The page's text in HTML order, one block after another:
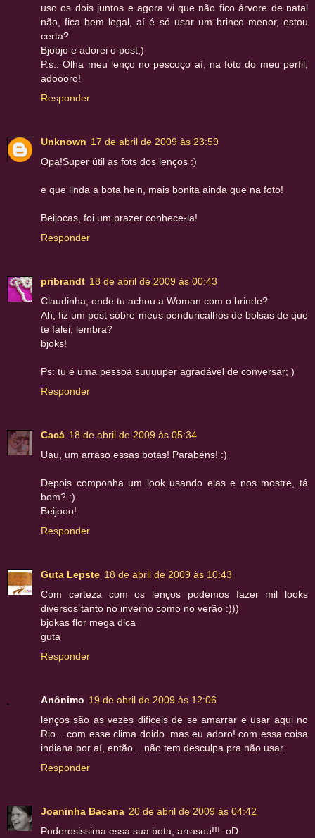
uso os dois juntos e agora vi que não fico árvore de natal
não, fica bem legal, aí é só usar um brinco menor, estou
certa?
Bjobjo e adorei o post;)
P.s.: Olha meu lenço no pescoço aí, na foto do meu perfil,
adoooro!
Responder
Unknown 17 de abril de 2009 às 23:59
Opa!Super útil as fots dos lenços :)
e que linda a bota hein, mais bonita ainda que na foto!
Beijocas, foi um prazer conhece-la!
Responder
pribrandt 18 de abril de 2009 às 00:43
Claudinha, onde tu achou a Woman com o brinde?
Ah, fiz um post sobre meus penduricalhos de bolsas de que
te falei, lembra?
bjoks!
Ps: tu é uma pessoa suuuuper agradável de conversar; )
Responder
Cacá 18 de abril de 2009 às 05:34
Uau, um arraso essas botas! Parabéns! :)
Depois componha um look usando elas e nos mostre, tá
bom? :)
Beijooo!
Responder
Guta Lepste 18 de abril de 2009 às 10:43
Com certeza com os lenços podemos fazer mil looks
diversos tanto no inverno como no verão :)))
bjokas flor mega dica
guta
Responder
Anônimo 19 de abril de 2009 às 12:06
lenços são as vezes dificeis de se amarrar e usar aqui no
Rio... com esse clima doido. mas eu adoro! com essa coisa
indiana por aí, então... não tem desculpa pra não usar.
Responder
Joaninha Bacana 20 de abril de 2009 às 04:42
Poderosissima essa sua bota, arrasou!!! :oD